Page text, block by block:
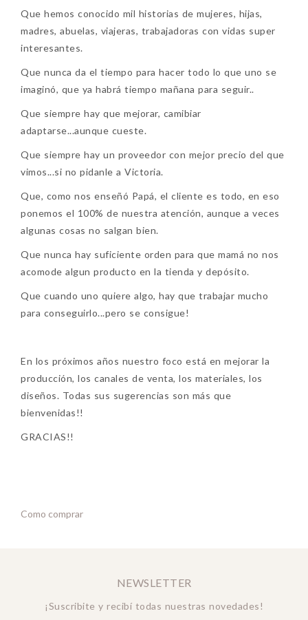
Que hemos conocido mil historias de mujeres, hijas,
madres, abuelas, viajeras, trabajadoras con vidas super
interesantes.
Que nunca da el tiempo para hacer todo lo que uno se
imaginó, que ya habrá tiempo mañana para seguir..
Que siempre hay que mejorar, camibiar
adaptarse...aunque cueste.
Que siempre hay un proveedor con mejor precio del que
vimos...si no pidanle a Victoria.
Que, como nos enseñó Papá, el cliente es todo, en eso
ponemos el 100% de nuestra atención, aunque a veces
algunas cosas no salgan bien.
Que nunca hay suficiente orden para que mamá no nos
acomode algun producto en la tienda y depósito.
Que cuando uno quiere algo, hay que trabajar mucho
para conseguirlo...pero se consigue!
En los próximos años nuestro foco está en mejorar la
producción, los canales de venta, los materiales, los
diseños. Todas sus sugerencias son más que
bienvenidas!!
GRACIAS!!
Como comprar
NEWSLETTER
¡Suscribite y recibí todas nuestras novedades!